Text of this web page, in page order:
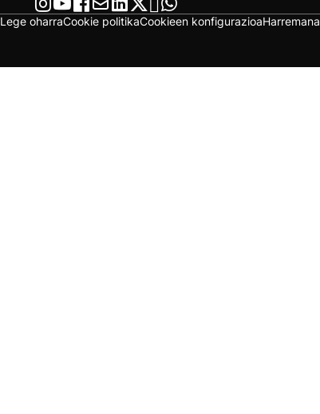
Lege oharraCookie politikaCookieen konfigurazioaHarremana